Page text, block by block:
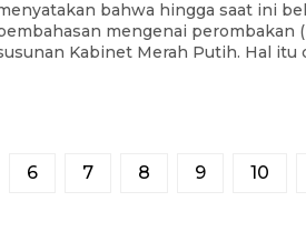
bahwa hingga saat ini
mengenai perombakan
Kabinet Merah Putih. Hal itu
6 7 8 9 10
03 August 2026 13:03 WIB